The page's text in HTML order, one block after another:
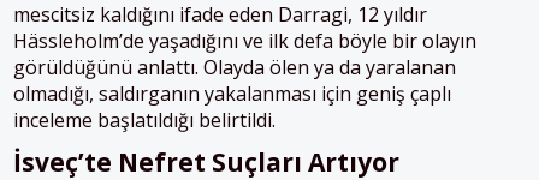
mescitsiz kaldığını ifade eden Darragi, 12 yıldır
Hässleholm’de yaşadığını ve ilk defa böyle bir olayın
görüldüğünü anlattı. Olayda ölen ya da yaralanan
olmadığı, saldırganın yakalanması için geniş çaplı
inceleme başlatıldığı belirtildi.
İsveç’te Nefret Suçları Artıyor